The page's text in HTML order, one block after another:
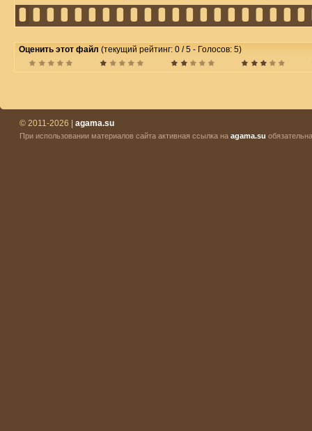
Оценить этот файл (текущий рейтинг: 0 / 5 - Голосов: 5)
© 2011-2026 | agama.su
При использовании материалов сайта активная ссылка на agama.su